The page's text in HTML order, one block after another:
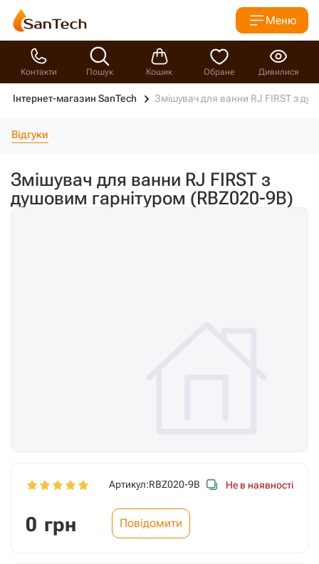
Меню
Контакти Пошук Кошик Обране Дивилися
Інтернет-магазин SanTech Змішувач для ванни RJ FIRST з
Відгуки
Змішувач для ванни RJ FIRST з
душовим гарнітуром (RBZ020-9B)
Артикул:RBZ020-9B Не в наявності
0 грн Повідомити